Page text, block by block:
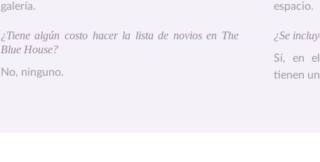
galería.
¿Tiene algún costo hacer la lista de novios en The
Blue House?
No, ninguno.
espacio.
¿Se
Sí, en
tienen